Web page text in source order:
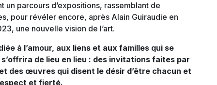
un parcours d’expositions, rassemblant de
pour révéler encore, après Alain Guiraudie en
une nouvelle vision de l’art.
à l’amour, aux liens et aux familles qui se
de lieu en lieu : des invitations faites par
des œuvres qui disent le désir d’être chacun et
et fierté.